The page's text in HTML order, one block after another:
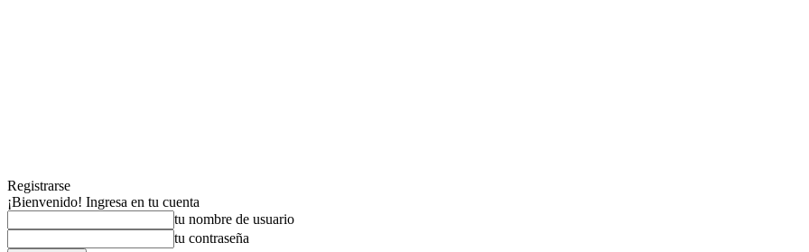
Registrarse
¡Bienvenido! Ingresa en tu cuenta
tu nombre de usuario
tu contraseña